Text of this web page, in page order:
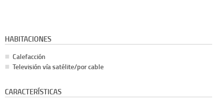
HABITACIONES
Calefacción
Televisión vía satélite/por cable
CARACTERÍSTICAS